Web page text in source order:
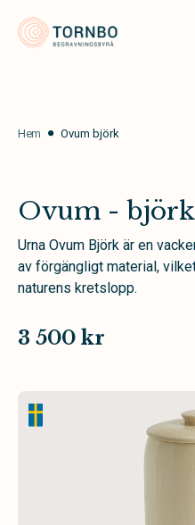
Tornbo
Hem Ovum björk
Ovum - björk
Urna Ovum Björk är en
av förgängligt material,
naturens kretslopp.
3 500 kr